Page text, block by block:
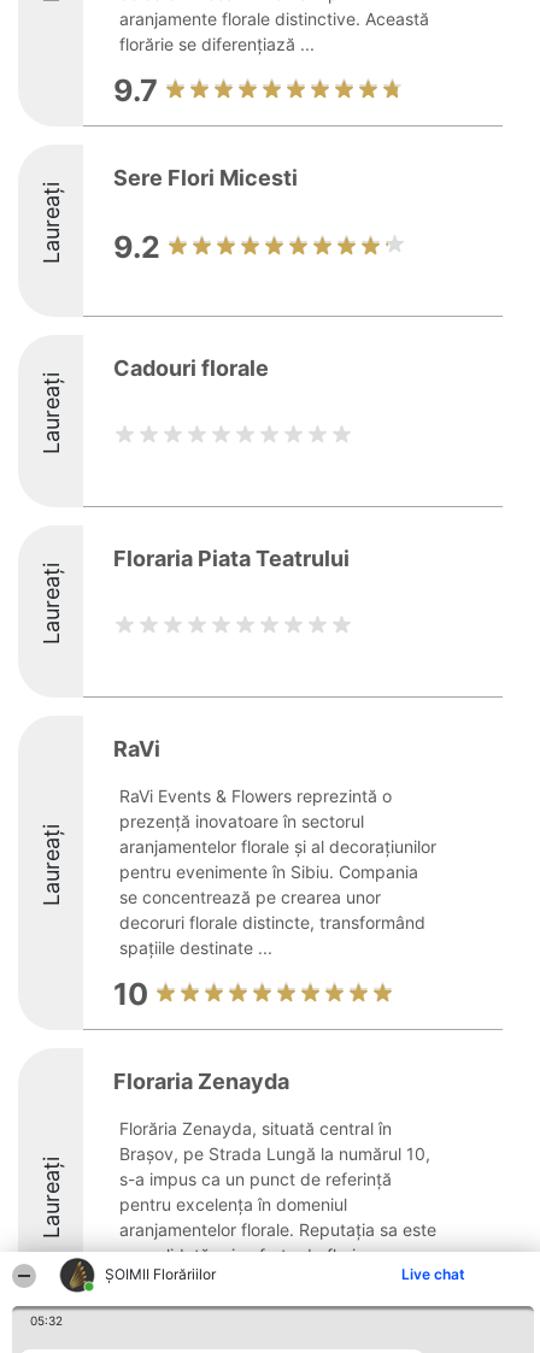
ȘOIMII Florăriilor Live chat
05:32
aranjamente florale distinctive. Această
florărie se diferențiază ...
9.7
Laureați
Sere Flori Micesti
9.2
Laureați
Cadouri florale
Laureați
Floraria Piata Teatrului
Laureați
RaVi
RaVi Events & Flowers reprezintă o
prezență inovatoare în sectorul
aranjamentelor florale și al decorațiunilor
pentru evenimente în Sibiu. Compania
se concentrează pe crearea unor
decoruri florale distincte, transformând
spațiile destinate ...
10
Laureați
Floraria Zenayda
Florăria Zenayda, situată central în
Brașov, pe Strada Lungă la numărul 10,
s-a impus ca un punct de referință
pentru excelența în domeniul
aranjamentelor florale. Reputația sa este
consolidată prin oferta de flori
remarcabil de proaspete și ...